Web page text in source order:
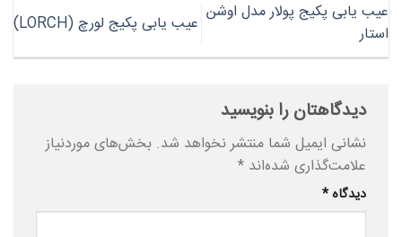
عیب یابی پکیج پولار مدل اوشن
استار
عیب یابی پکیج لورچ (LORCH)
دیدگاهتان را بنویسید
نشانی ایمیل شما منتشر نخواهد شد. بخش‌های موردنیاز
علامت‌گذاری شده‌اند *
دیدگاه*